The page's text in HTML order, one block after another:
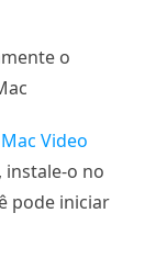
o
Mac Video
instale-o no
pode iniciar